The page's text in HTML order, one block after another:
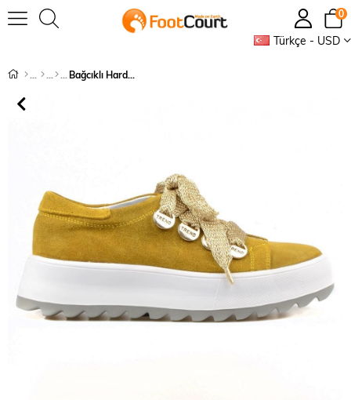
Türkçe - USD
0
Bağcıklı Hardal Süet Yüksek Taban Kadın Sneaker